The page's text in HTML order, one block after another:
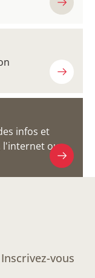
infos et
l'internet ou
Inscrivez-vous